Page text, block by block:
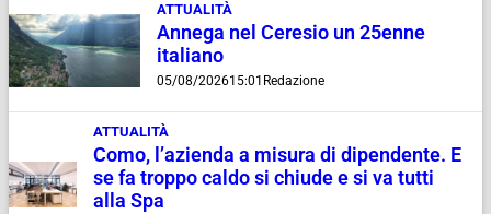
ATTUALITÀ
Annega nel Ceresio un 25enne
italiano
05/08/202615:01 Redazione
ATTUALITÀ
Como, l’azienda a misura di dipendente. E
se fa troppo caldo si chiude e si va tutti
alla Spa